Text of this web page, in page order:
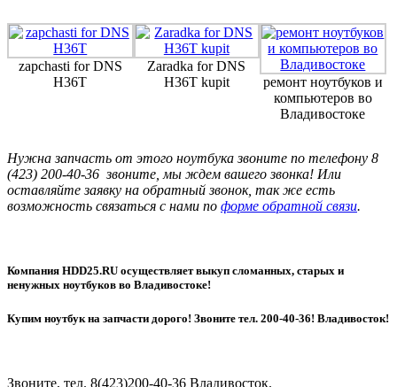
zapchasti for DNS
H36T
Zaradka for DNS
H36T kupit
ремонт ноутбуков и
компьютеров во
Владивостоке
Нужна запчасть от этого ноутбука звоните по телефону 8
(423) 200-40-36 звоните, мы ждем вашего звонка! Или
оставляйте заявку на обратный звонок, так же есть
возможность связаться с нами по форме обратной связи.
Компания HDD25.RU осуществляет выкуп сломанных, старых и
ненужных ноутбуков во Владивостоке!
Купим ноутбук на запчасти дорого! Звоните тел. 200-40-36! Владивосток!
Звоните, тел. 8(423)200-40-36 Владивосток.